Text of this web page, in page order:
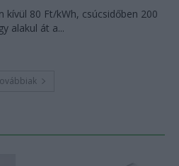
kívül 80 Ft/kWh, csúcsidőben 200
alakul át a...